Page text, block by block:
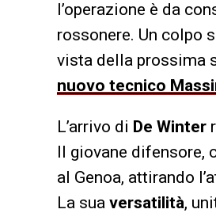
l’operazione è da
rossonere. Un colpo
vista della prossima
nuovo tecnico
L’arrivo di De Winter
Il giovane difensore,
al Genoa, attirando
La sua versatilità,